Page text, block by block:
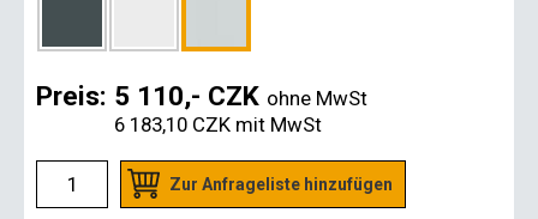
Preis: 5 110,- CZK ohne MwSt
6 183,10 CZK mit MwSt
Zur Anfrageliste hinzufügen